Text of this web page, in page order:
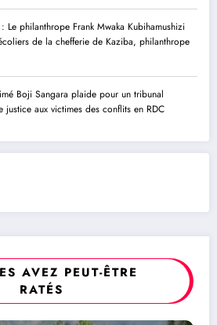
Le philanthrope Frank Mwaka Kubihamushizi
de la chefferie de Kaziba, philanthrope
Boji Sangara plaide pour un tribunal
justice aux victimes des conflits en RDC
AVEZ PEUT-ÊTRE
RATÉS